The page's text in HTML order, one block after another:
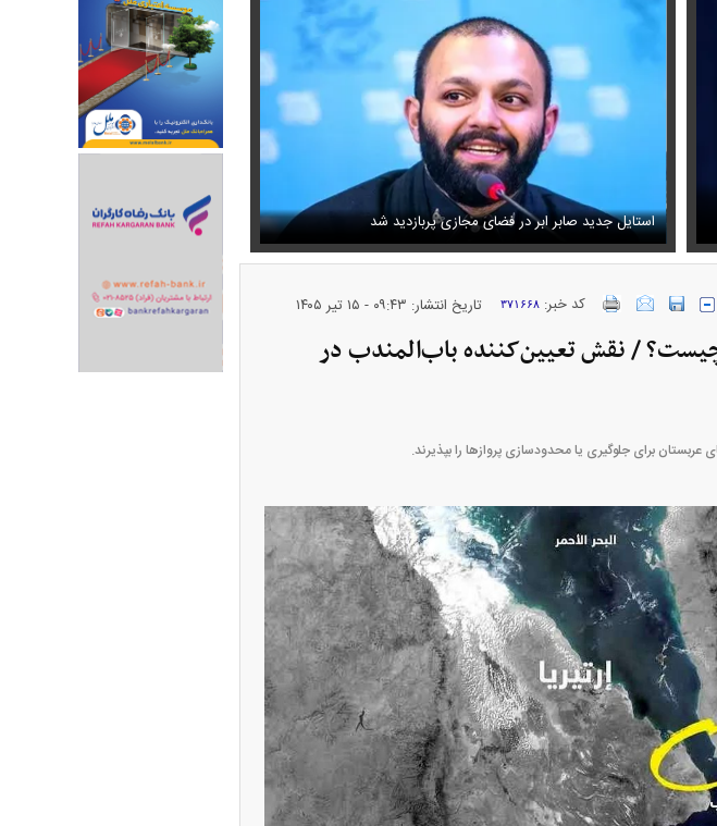
فیلم/پزشکیان:از قالیباف خواهش کردیم که رئیس تیم مذاکره‌کننده
شود
فیلم/ خط و نشان ترامپ برای سوئیس استایل جدید صابر ابر در فضای مجازی پربازدید شد عکس دیده‌نشده ظل‌السلطنه نوه
کد خبر:۳۷۱۶۶۸ تاریخ انتشار: ۰۹:۴۳ - ۱۵ تير ۱۴۰۵
چیست؟ / نقش تعیین‌کننده باب‌المندب در
برای جلوگیری یا محدودسازی پرواز‌ها را بپذیرند.
پیش‌بینی بورس امروز دوشنبه ۱۲ مرداد ماه